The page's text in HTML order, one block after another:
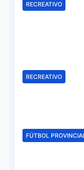
RECREATIVO
RECREATIVO
FÚTBOL